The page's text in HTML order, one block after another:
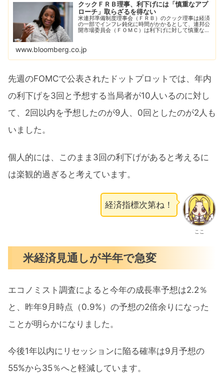
クックＦＲＢ理事、利下げには「慎重なアプ
ローチ」取らざるを得ない
米連邦準備制度理事会（ＦＲＢ）のクック理事は経済
の一部でインフレ鈍化に時間がかかるとして、連邦公
開市場委員会（ＦＯＭＣ）は利下げに対して慎重なア
www.bloomberg.co.jp
先週のFOMCで公表されたドットプロットでは、年内
の利下げを3回と予想する当局者が10人いるのに対し
て、2回以内を予想したのが9人、0回としたのが2人も
いました。
個人的には、このまま3回の利下げがあると考えるに
は楽観的過ぎると考えています。
ここ
経済指標次第ね！
米経済見通しが半年で急変
エコノミスト調査によると今年の成長率予想は2.2％
と、昨年9月時点（0.9%）の予想の2倍余りになった
ことが明らかになりました。
今後1年以内にリセッションに陥る確率は9月予想の
55%から35％へと軽減しています。